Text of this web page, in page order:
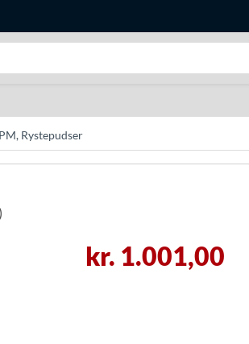
Rystepudser
kr. 1.001,00